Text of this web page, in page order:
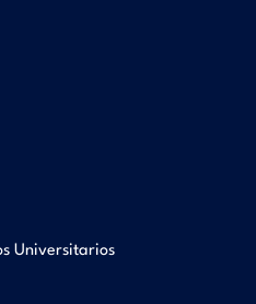
Universitarios